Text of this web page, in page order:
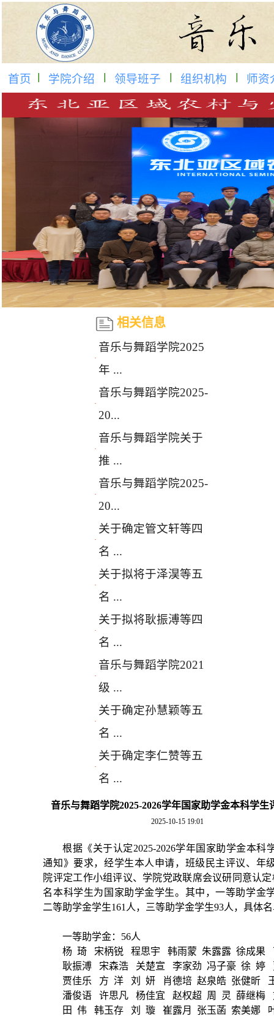
首页 学院介绍 领导班子 组织机构 师
相关信息
·
音乐与舞蹈学院2025
年 ...
·
音乐与舞蹈学院2025-
20...
·
音乐与舞蹈学院关于
推 ...
·
音乐与舞蹈学院2025-
20...
·
关于确定管文轩等四
名 ...
·
关于拟将于泽淏等五
名 ...
·
关于拟将耿振溥等四
名 ...
·
音乐与舞蹈学院2021
级 ...
·
关于确定孙慧颖等五
名 ...
·
关于确定李仁赞等五
名 ...
音乐与舞蹈学院2025-2026学年国家助学金本科学生
2025-10-15 19:01
根据《关于认定2025-2026学年国家助学金本科
通知》要求，经学生本人申请，班级民主评议、年
院评定工作小组评议、学院党政联席会议研同意认定
名本科学生为 国家助学金学生。其中，一等助学金
二等助学金学生161 人， 三等助学金学生93人，具体
一等助学金： 56人
杨 琦 宋柄锐 程思宇 韩雨蒙 朱露露 徐成果
耿振溥
宋森浩 关楚宣 李家劲 冯子豪 徐 婷
贾佳乐
方 洋 刘 妍 肖德培 赵泉皓 张健昕
潘俊语
许思凡 杨佳宜 赵权超 周 灵 薛继梅
田
伟 韩玉存 刘 璇 崔露月 张玉菡 索美娜